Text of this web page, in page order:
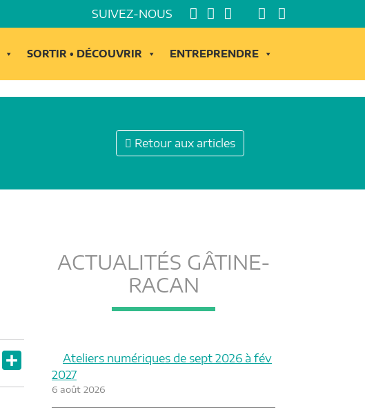
SUIVEZ-NOUS
SORTIR • DÉCOUVRIR ENTREPRENDRE
Retour aux articles
ACTUALITÉS GÂTINE-
RACAN
Ateliers numériques de sept 2026 à fév
2027
6 août 2026